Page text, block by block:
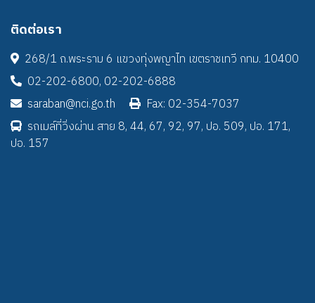
ติดต่อเรา
268/1 ถ.พระราม 6 แขวงทุ่งพญาไท เขตราชเทวี กทม. 10400
02-202-6800, 02-202-6888
saraban@nci.go.th
Fax: 02-354-7037
รถเมล์ที่วิ่งผ่าน สาย 8, 44, 67, 92, 97, ปอ. 509, ปอ. 171,
ปอ. 157